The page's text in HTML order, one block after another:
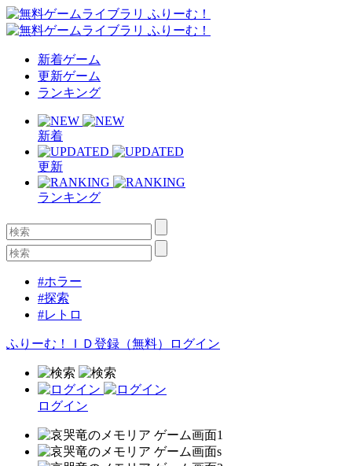
新着ゲーム
更新ゲーム
ランキング
新着
更新
ランキング
#ホラー
#探索
#レトロ
ふりーむ！ＩＤ登録（無料） ログイン
ログイン